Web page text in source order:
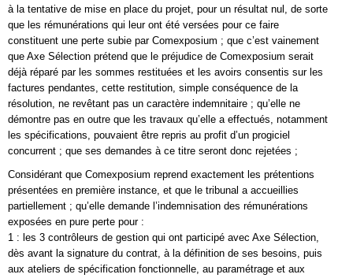
à la tentative de mise en place du projet, pour un résultat nul, de sorte
que les rémunérations qui leur ont été versées pour ce faire
constituent une perte subie par Comexposium ; que c’est vainement
que Axe Sélection prétend que le préjudice de Comexposium serait
déjà réparé par les sommes restituées et les avoirs consentis sur les
factures pendantes, cette restitution, simple conséquence de la
résolution, ne revêtant pas un caractère indemnitaire ; qu’elle ne
démontre pas en outre que les travaux qu’elle a effectués, notamment
les spécifications, pouvaient être repris au profit d’un progiciel
concurrent ; que ses demandes à ce titre seront donc rejetées ;
Considérant que Comexposium reprend exactement les prétentions
présentées en première instance, et que le tribunal a accueillies
partiellement ; qu’elle demande l’indemnisation des rémunérations
exposées en pure perte pour :
1 : les 3 contrôleurs de gestion qui ont participé avec Axe Sélection,
dès avant la signature du contrat, à la définition de ses besoins, puis
aux ateliers de spécification fonctionnelle, au paramétrage et aux